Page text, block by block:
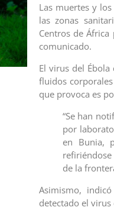
Las muertes y
las zonas
Centros de
comunicado.
El virus del
fluidos
que provoca es
“Se han
por
en Bunia,
de la
Asimismo,
detectado el virus